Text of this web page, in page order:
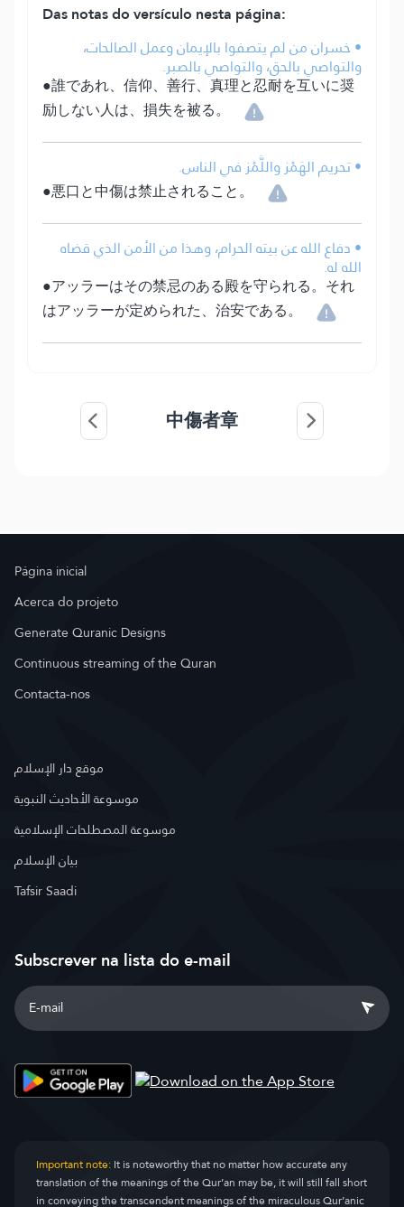
Das notas do versículo nesta página:
• خسران من لم يتصفوا بالإيمان وعمل الصالحات،
والتواصي بالحق، والتواصي بالصبر.
●誰であれ、信仰、善行、真理と忍耐を互いに奨
励しない人は、損失を被る。
• تحريم الهَمْز واللَّمْز في الناس.
●悪口と中傷は禁止されること。
• دفاع الله عن بيته الحرام، وهذا من الأمن الذي قضاه
الله له.
●アッラーはその禁忌のある殿を守られる。それ
はアッラーが定められた、治安である。
中傷者章
Página inicial
Acerca do projeto
Generate Quranic Designs
Continuous streaming of the Quran
Contacta-nos
موقع دار الإسلام
موسوعة الأحاديث النبوية
موسوعة المصطلحات الإسلامية
بيان الإسلام
Tafsir Saadi
Subscrever na lista do e-mail
Important note:It is noteworthy that no matter how accurate any
translation of the meanings of the Qur’an may be, it will still fall short
in conveying the transcendent meanings of the miraculous Qur’anic